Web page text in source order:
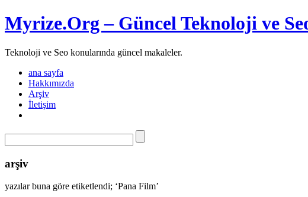
Myrize.Org – Güncel Teknoloji ve
Teknoloji ve Seo konularında güncel makaleler.
ana sayfa
Hakkımızda
Arşiv
İletişim
arşiv
yazılar buna göre etiketlendi; ‘Pana Film’